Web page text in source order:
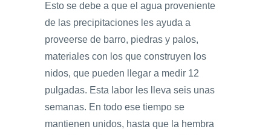
Esto se debe a que el agua proveniente
de las precipitaciones les ayuda a
proveerse de barro, piedras y palos,
materiales con los que construyen los
nidos, que pueden llegar a medir 12
pulgadas. Esta labor les lleva seis unas
semanas. En todo ese tiempo se
mantienen unidos, hasta que la hembra